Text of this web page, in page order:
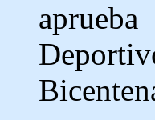
aprueba